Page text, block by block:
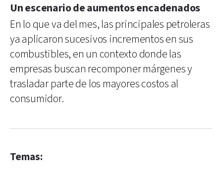
Un escenario de aumentos encadenados
En lo que va del mes, las principales petroleras
ya aplicaron sucesivos incrementos en sus
combustibles, en un contexto donde las
empresas buscan recomponer márgenes y
trasladar parte de los mayores costos al
consumidor.
Temas: